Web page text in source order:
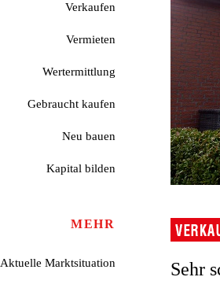
Sehr
Verkaufen
Vermieten
Wertermittlung
Gebraucht kaufen
Neu bauen
Kapital bilden
MEHR
Aktuelle Marktsituation